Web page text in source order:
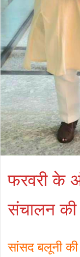
फरवरी के
संचालन की
सांसद बलूनी